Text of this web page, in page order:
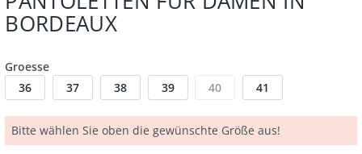
BORDEAUX
Groesse
36
37 38 39 40 41
Bitte wählen Sie oben die gewünschte Größe aus!